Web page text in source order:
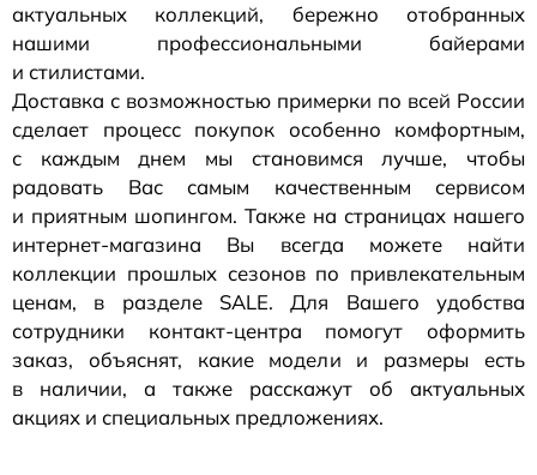
актуальных коллекций, бережно отобранных
нашими профессиональными байерами
и стилистами.
Доставка с возможностью примерки по всей России
сделает процесс покупок особенно комфортным,
с каждым днем мы становимся лучше, чтобы
радовать Вас самым качественным сервисом
и приятным шопингом. Также на страницах нашего
интернет-магазина Вы всегда можете найти
коллекции прошлых сезонов по привлекательным
ценам, в разделе SALE. Для Вашего удобства
сотрудники контакт-центра помогут оформить
заказ, объяснят, какие модели и размеры есть
в наличии, а также расскажут об актуальных
акциях и специальных предложениях.